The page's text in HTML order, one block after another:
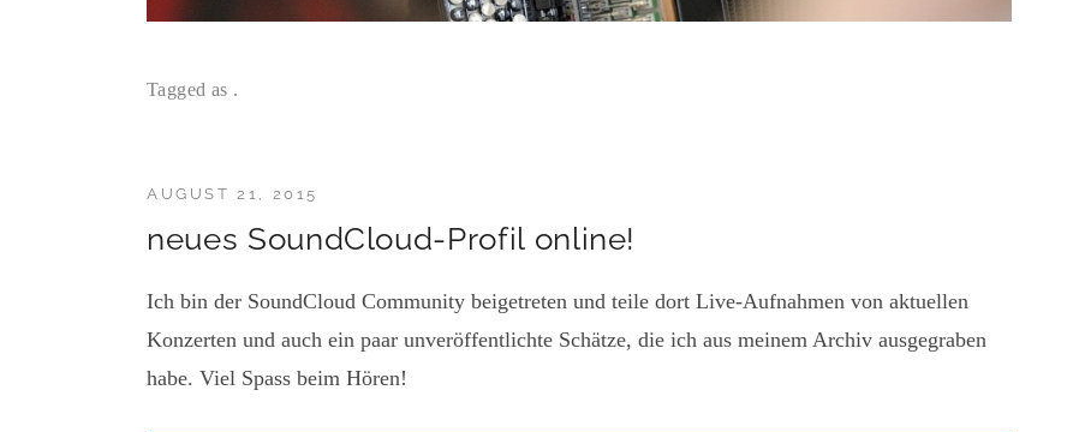
Tagged as .
neues SoundCloud-Profil online!
AUGUST 21, 2015
Ich bin der SoundCloud Community beigetreten und teile dort Live-Aufnahmen von aktuellen
Konzerten und auch ein paar unveröffentlichte Schätze, die ich aus meinem Archiv ausgegraben
habe. Viel Spass beim Hören!